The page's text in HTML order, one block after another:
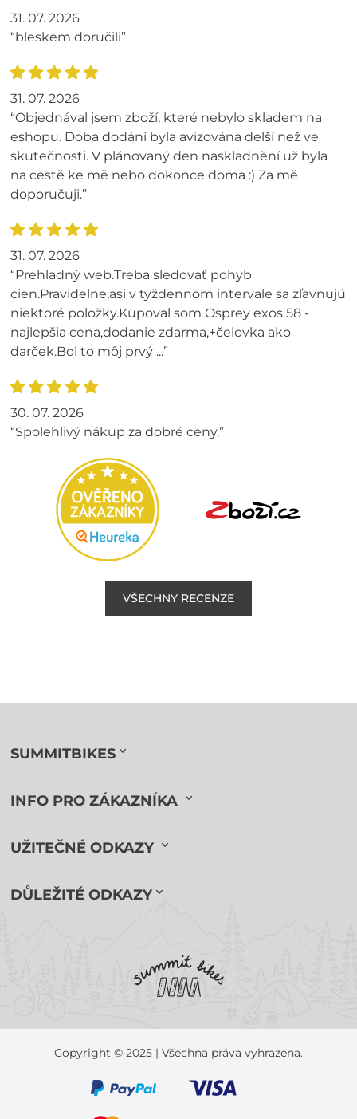
31. 07. 2026
“bleskem doručili”
31. 07. 2026
“Objednával jsem zboží, které nebylo skladem na
eshopu. Doba dodání byla avizována delší než ve
skutečnosti. V plánovaný den naskladnění už byla
na cestě ke mě nebo dokonce doma :) Za mě
doporučuji.”
31. 07. 2026
“Prehľadný web.Treba sledovať pohyb
cien.Pravidelne,asi v tyždennom intervale sa zľavnujú
niektoré položky.Kupoval som Osprey exos 58 -
najlepšia cena,dodanie zdarma,+čelovka ako
darček.Bol to môj prvý ...”
30. 07. 2026
“Spolehlivý nákup za dobré ceny.”
VŠECHNY RECENZE
SUMMITBIKES
INFO PRO ZÁKAZNÍKA
UŽITEČNÉ ODKAZY
DŮLEŽITÉ ODKAZY
Copyright © 2025 | Všechna práva vyhrazena.